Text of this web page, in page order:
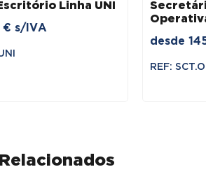
Linha UNI
€ s/IVA
desde
REF: